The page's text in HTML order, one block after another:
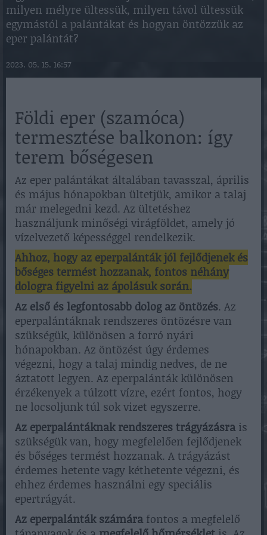
milyen mélyre ültessük, milyen távol ültessük
egymástól a palántákat és hogyan öntözzük az
eper palántát?
2023. 05. 15. 16:57
Földi eper (szamóca)
termesztése balkonon: így
terem bőségesen
Az eper palántákat általában tavasszal, április
és május hónapokban ültetjük, amikor a talaj
már melegedni kezd. Az ültetéshez
használjunk minőségi virágföldet, amely jó
vízelvezető képességgel rendelkezik.
Ahhoz, hogy az eperpalánták jól fejlődjenek és
bőséges termést hozzanak, fontos néhány
dologra figyelni az ápolásuk során.
Az első és legfontosabb dolog az öntözés. Az
eperpalántáknak rendszeres öntözésre van
szükségük, különösen a forró nyári
hónapokban. Az öntözést úgy érdemes
végezni, hogy a talaj mindig nedves, de ne
áztatott legyen. Az eperpalánták különösen
érzékenyek a túlzott vízre, ezért fontos, hogy
ne locsoljunk túl sok vizet egyszerre.
Az eperpalántáknak rendszeres trágyázásra is
szükségük van, hogy megfelelően fejlődjenek
és bőséges termést hozzanak. A trágyázást
érdemes hetente vagy kéthetente végezni, és
ehhez érdemes használni egy speciális
epertrágyát.
Az eperpalánták számára fontos a megfelelő